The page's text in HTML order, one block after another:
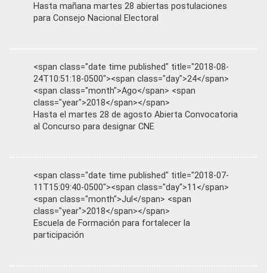
Hasta mañana martes 28 abiertas postulaciones
para Consejo Nacional Electoral
<span class="date time published" title="2018-08-
24T10:51:18-0500"><span class="day">24</span>
<span class="month">Ago</span> <span
class="year">2018</span></span>
Hasta el martes 28 de agosto Abierta Convocatoria
al Concurso para designar CNE
<span class="date time published" title="2018-07-
11T15:09:40-0500"><span class="day">11</span>
<span class="month">Jul</span> <span
class="year">2018</span></span>
Escuela de Formación para fortalecer la
participación